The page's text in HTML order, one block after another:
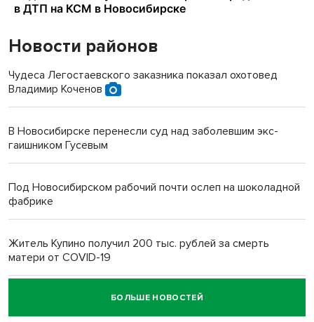
Новости районов
Чудеса Легостаевского заказника показал охотовед
Владимир Коченов
В Новосибирске перенесли суд над заболевшим экс-
гаишником Гусевым
Под Новосибирском рабочий почти ослеп на шоколадной
фабрике
Житель Купино получил 200 тыс. рублей за смерть
матери от COVID-19
Новосибирский суд наказал водителя за смерть
пенсионерки на вокзале
БОЛЬШЕ НОВОСТЕЙ